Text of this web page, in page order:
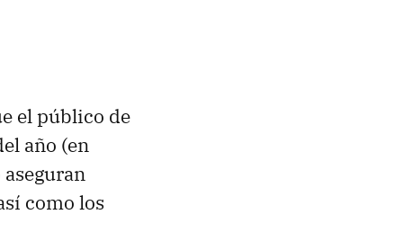
el público de
año (en
aseguran
como los